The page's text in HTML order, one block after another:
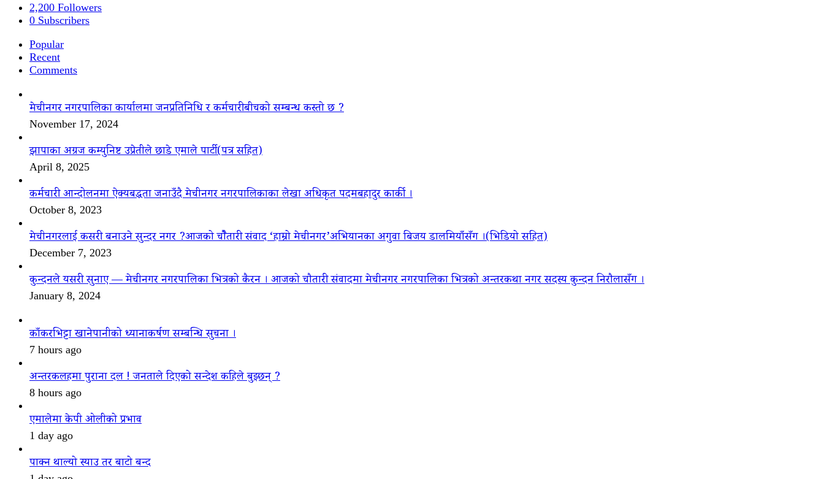
2,200 Followers
0 Subscribers
Popular
Recent
Comments
मेचीनगर नगरपालिका कार्यालमा जनप्रतिनिधि र कर्मचारीबीचको सम्बन्ध कस्तो छ ?
November 17, 2024
झापाका अग्रज कम्युनिष्ट उप्रेतीले छाडे एमाले पार्टी(पत्र सहित)
April 8, 2025
कर्मचारी आन्दोलनमा ऐक्यबद्धता जनाउँदै मेचीनगर नगरपालिकाका लेखा अधिकृत पदमबहादुर कार्की ।
October 8, 2023
मेचीनगरलाई कसरी बनाउने सुन्दर नगर ?आजको चौैतारी संवाद ‘हाम्रो मेचीनगर’अभियानका अगुवा बिजय डालमियाँसँग ।(भिडियो सहित)
December 7, 2023
कुन्दनले यसरी सुनाए — मेचीनगर नगरपालिका भित्रको कैरन । आजको चौतारी संवादमा मेचीनगर नगरपालिका भित्रको अन्तरकथा नगर सदस्य कुन्दन निरौलासँग ।
January 8, 2024
काँकरभिट्टा खानेपानीको ध्यानाकर्षण सम्बन्धि सुचना ।
7 hours ago
अन्तरकलहमा पुराना दल ! जनताले दिएको सन्देश कहिले बुझ्छन् ?
8 hours ago
एमालेमा केपी ओलीको प्रभाव
1 day ago
पाक्न थाल्यो स्याउ तर बाटो बन्द